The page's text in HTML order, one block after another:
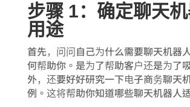
步骤 1：确定聊天
用途
首先，问问自己为什么需要聊天机器
何帮助你。是为了帮助客户还是为了
外，还要好好研究一下电子商务聊天
例。这将帮助你知道哪些聊天机器人